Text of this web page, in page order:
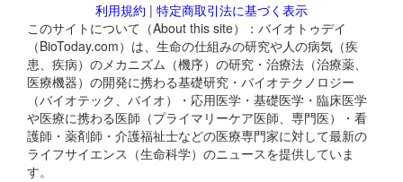
利用規約 | 特定商取引法に基づく表示
このサイトについて（About this site）：バイオトゥデイ
（BioToday.com）は、生命の仕組みの研究や人の病気（疾
患、疾病）のメカニズム（機序）の研究・治療法（治療薬、
医療機器）の開発に携わる基礎研究・バイオテクノロジー
（バイオテック、バイオ）・応用医学・基礎医学・臨床医学
や医療に携わる医師（プライマリーケア医師、専門医）・看
護師・薬剤師・介護福祉士などの医療専門家に対して最新の
ライフサイエンス（生命科学）のニュースを提供していま
す。